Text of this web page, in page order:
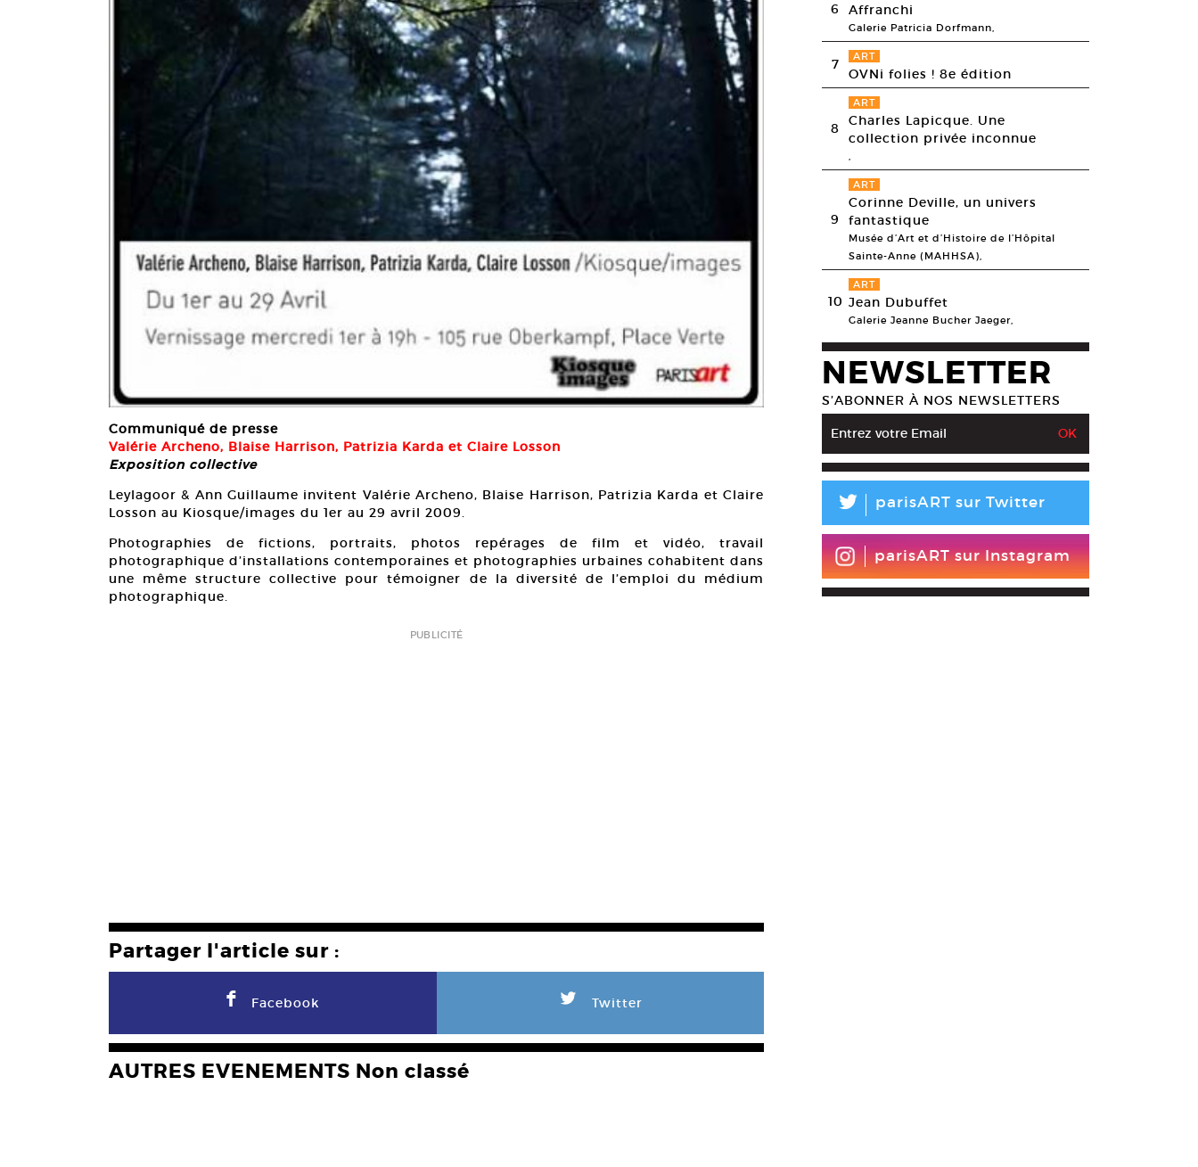
Communiqué de presse
Valérie Archeno, Blaise Harrison, Patrizia Karda et Claire Losson
Exposition collective
Leylagoor & Ann Guillaume invitent Valérie Archeno, Blaise Harrison, Patrizia Karda et Claire
Losson au Kiosque/images du 1er au 29 avril 2009.
Photographies de fictions, portraits, photos repérages de film et vidéo, travail
photographique d’installations contemporaines et photographies urbaines cohabitent dans
une même structure collective pour témoigner de la diversité de l’emploi du médium
photographique.
PUBLICITÉ
Partager l'article sur :
F Facebook L Twitter
AUTRES EVENEMENTS Non classé
6 Affranchi
Galerie Patricia Dorfmann,
7 ART
OVNi folies ! 8e édition
8
ART
Charles Lapicque. Une
collection privée inconnue
,
9
ART
Corinne Deville, un univers
fantastique
Musée d’Art et d’Histoire de l’Hôpital
Sainte-Anne (MAHHSA),
10
ART
Jean Dubuffet
Galerie Jeanne Bucher Jaeger,
NEWSLETTER
S’ABONNER À NOS NEWSLETTERS
L parisART sur Twitter
parisART sur Instagram